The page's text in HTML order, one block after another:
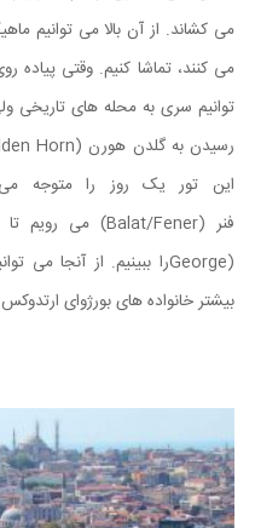
می کشاند. از آن بالا می توانیم
می کنند، تماشا کنیم. وقتی
توانیم سری به محله های تاریخی
رسیدن به گلدن هورنHorn)
این تور یک روز را متوجه
فنر(Balat/Fener) می رویم
George)را ببینیم. از آنجا می
بیشتر خانواده‌ های بورژوای